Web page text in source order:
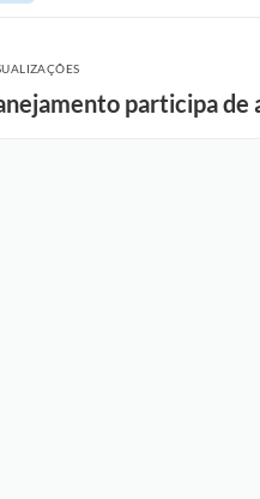
participa de